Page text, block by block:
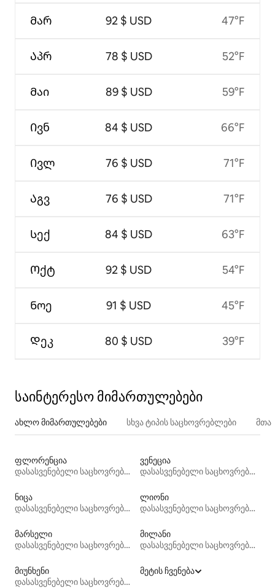
Მარ
Აპრ
Მაი
Ივნ
Ივლ
Აგვ
Სექ
Ოქტ
Ნოე
Დეკ
92 $ USD
78 $ USD
89 $ USD
84 $ USD
76 $ USD
76 $ USD
84 $ USD
92 $ USD
91 $ USD
80 $ USD
47°F
52°F
59°F
66°F
71°F
71°F
63°F
54°F
45°F
39°F
საინტერესო მიმართულებები
ახლო მიმართულებები სხვა ტიპის საცხოვრებლები
ფლორენცია
დასასვენებელი საცხოვრებლები
ვენეცია
დასასვენებელი საცხოვრებლები
ნიცა
დასასვენებელი საცხოვრებლები
ლიონი
დასასვენებელი საცხოვრებლები
მარსელი
დასასვენებელი საცხოვრებლები
მილანი
დასასვენებელი საცხოვრებლები
მიუნხენი
დასასვენებელი საცხოვრებლები
მეტის ჩვენება